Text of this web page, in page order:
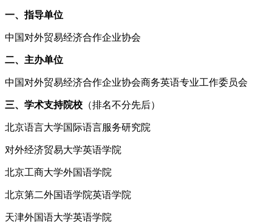
一、指导单位
中国对外贸易经济合作企业协会
二、主办单位
中国对外贸易经济合作企业协会商务英语专业工作委员会
三、学术支持院校 （排名不分先后）
北京语言大学国际语言服务研究院
对外经济贸易大学英语学院
北京工商大学外国语学院
北京第二外国语学院英语学院
天津外国语大学英语学院